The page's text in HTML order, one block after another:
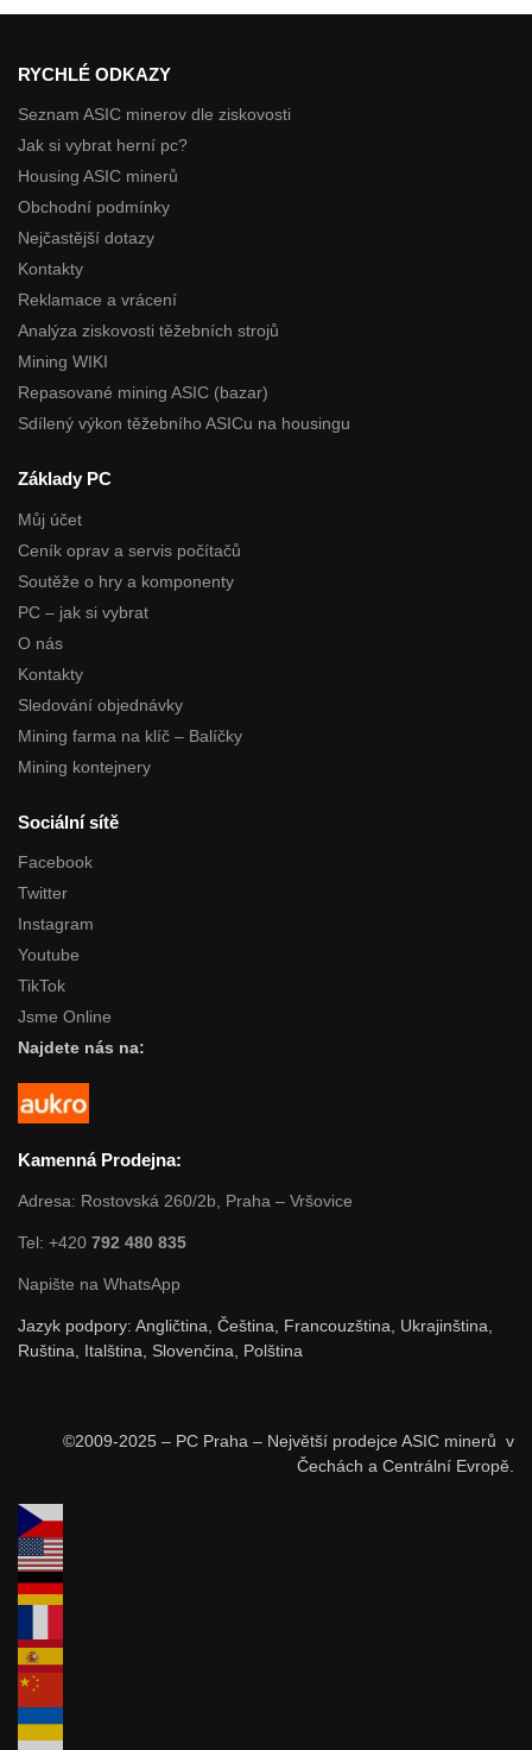
RYCHLÉ ODKAZY
Seznam ASIC minerov dle ziskovosti
Jak si vybrat herní pc?
Housing ASIC minerů
Obchodní podmínky
Nejčastější dotazy
Kontakty
Reklamace a vrácení
Analýza ziskovosti těžebních strojů
Mining WIKI
Repasované mining ASIC (bazar)
Sdílený výkon těžebního ASICu na housingu
Základy PC
Můj účet
Ceník oprav a servis počítačů
Soutěže o hry a komponenty
PC – jak si vybrat
O nás
Kontakty
Sledování objednávky
Mining farma na klíč – Balíčky
Mining kontejnery
Sociální sítě
Facebook
Twitter
Instagram
Youtube
TikTok
Jsme Online
Najdete nás na:
Kamenná Prodejna:
Adresa: Rostovská 260/2b, Praha – Vršovice
Tel: +420 792 480 835
Napište na WhatsApp
Jazyk podpory: Angličtina, Čeština, Francouzština, Ukrajinština,
Ruština, Italština, Slovenčina, Polština
©2009-2025 – PC Praha – Největší prodejce ASIC minerů v
Čechách a Centrální Evropě.